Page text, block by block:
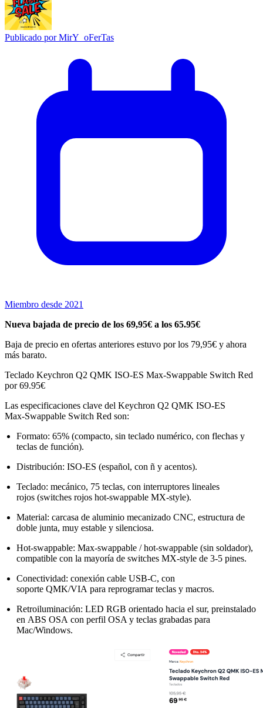
Publicado porMirY_oFerTas
Miembro desde 2021
Nueva bajada de precio de los 69,95€ a los 65.95€
Baja de precio en ofertas anteriores estuvo por los 79,95€ y ahora
más barato.
Teclado Keychron Q2 QMK ISO-ES Max-Swappable Switch Red
por 69.95€
Las especificaciones clave del Keychron Q2 QMK ISO‑ES
Max‑Swappable Switch Red son:
Formato: 65% (compacto, sin teclado numérico, con flechas y
teclas de función).
Distribución: ISO‑ES (español, con ñ y acentos).
Teclado: mecánico, 75 teclas, con interruptores lineales
rojos (switches rojos hot‑swappable MX‑style).
Material: carcasa de aluminio mecanizado CNC, estructura de
doble junta, muy estable y silenciosa.
Hot‑swappable: Max‑swappable / hot‑swappable (sin soldador),
compatible con la mayoría de switches MX‑style de 3‑5 pines.
Conectividad: conexión cable USB‑C, con
soporte QMK/VIA para reprogramar teclas y macros.
Retroiluminación: LED RGB orientado hacia el sur, preinstalado
en ABS OSA con perfil OSA y teclas grabadas para
Mac/Windows.